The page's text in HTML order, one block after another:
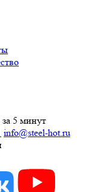
за 5 минут
info@steel-hot.ru